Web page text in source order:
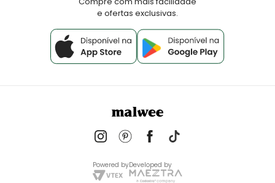
e ofertas exclusivas.
Powered byDeveloped by